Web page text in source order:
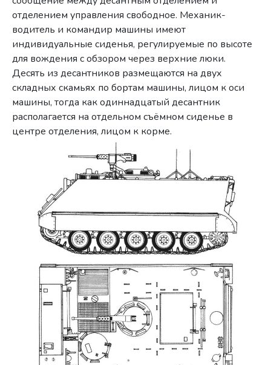
отделением управления свободное. Механик-
водитель и командир машины имеют
индивидуальные сиденья, регулируемые по высоте
для вождения с обзором через верхние люки.
Десять из десантников размещаются на двух
складных скамьях по бортам машины, лицом к оси
машины, тогда как одиннадцатый десантник
располагается на отдельном съёмном сиденье в
центре отделения, лицом к корме.